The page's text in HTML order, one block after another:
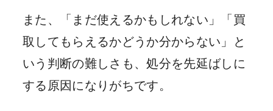
また、「まだ使えるかもしれない」「買
取してもらえるかどうか分からない」と
いう判断の難しさも、処分を先延ばしに
する原因になりがちです。